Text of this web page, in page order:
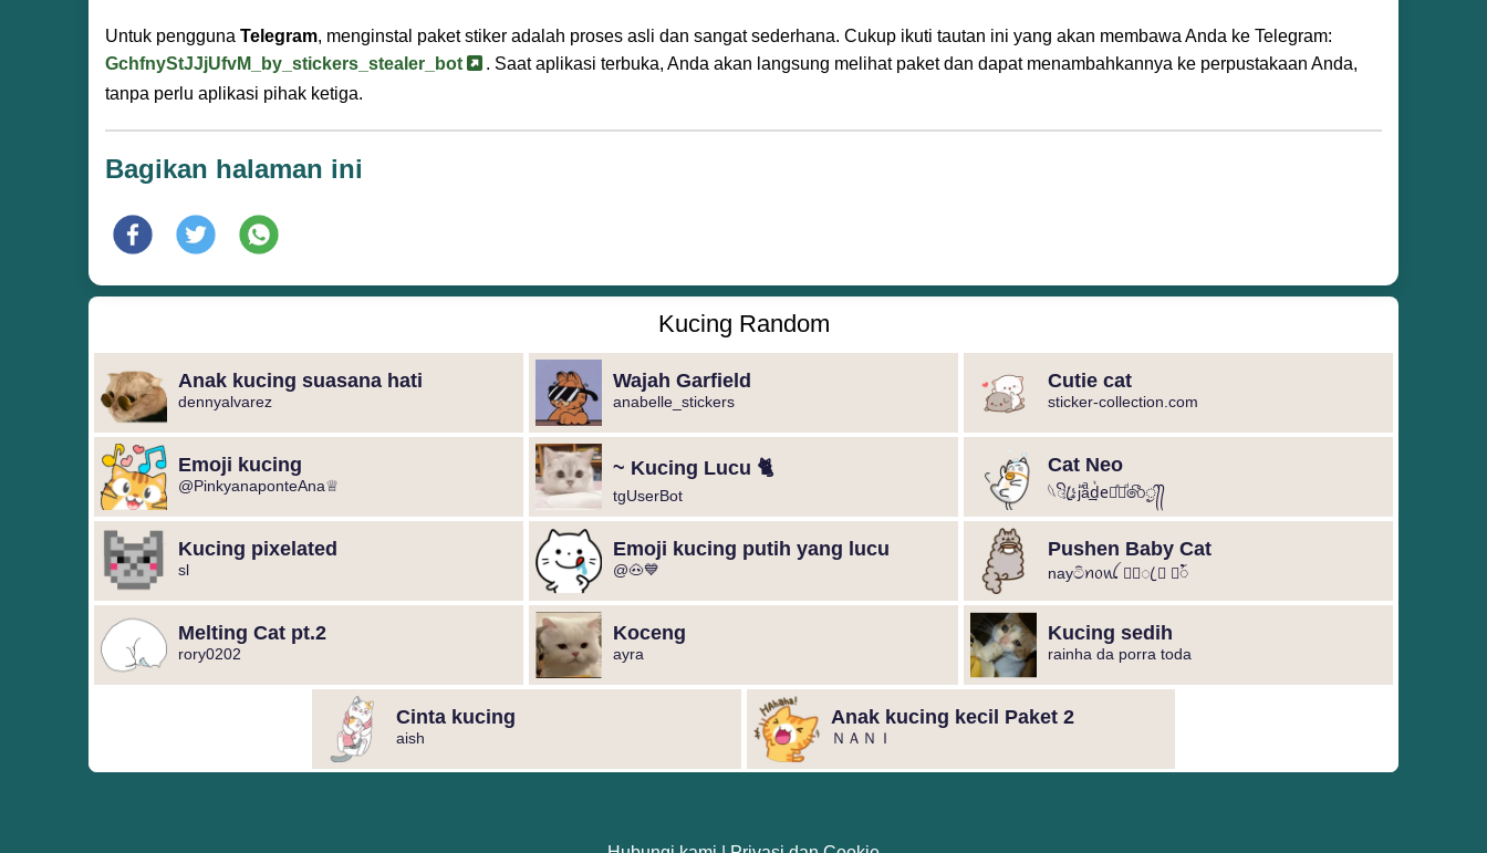
Untuk pengguna Telegram, menginstal paket stiker adalah proses asli dan sangat sederhana. Cukup ikuti tautan ini yang akan membawa Anda ke Telegram:
GchfnyStJJjUfvM_by_stickers_stealer_bot
. Saat aplikasi terbuka, Anda akan langsung melihat paket dan dapat menambahkannya ke perpustakaan Anda,
tanpa perlu aplikasi pihak ketiga.
Bagikan halaman ini
Kucing Random
Anak kucing suasana hati
dennyalvarez
Wajah Garfield
anabelle_stickers
Cutie cat
sticker-collection.com
Emoji kucing
@PinkyanaponteAna♕
~ Kucing Lucu 🐈
tgUserBot
Cat Neo
𓆩ꦿꦼ҉ۿjⷨaͣ͢dᷣe᳟ͤ⤒ͩ෯ᤢ᭄᭄
Kucing pixelated
sl
Emoji kucing putih yang lucu
@🐽💙
Pushen Baby Cat
nayටිꪀ᥆ꪡ ྅⃕ꦿ ⃛ ⃙ꪳ
Melting Cat pt.2
rory0202
Koceng
ayra
Kucing sedih
rainha da porra toda
Cinta kucing
aish
Anak kucing kecil Paket 2
ＮＡＮＩ